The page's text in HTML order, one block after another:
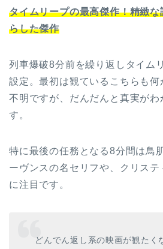
タイムリープの最高傑作！精緻
らした傑作
列車爆破8分前を繰り返しタイム
設定。最初は観ているこちらも
不明ですが、だんだんと真実がわ
す。
特に最後の任務となる8分間は鳥
ーヴンスの名セリフや、クリス
に注目です。
どんでん返し系の映画が観たく